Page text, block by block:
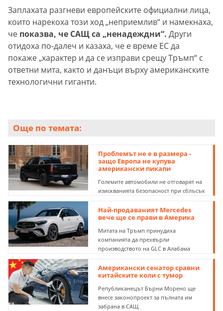
Заплахата разгневи европейските официални лица,
които нарекоха този ход „неприемлив“ и намекнаха,
че показва, че САЩ са „ненадеждни“. Други
отидоха по-далеч и казаха, че е време ЕС да
покаже „характер и да се изправи срещу Тръмп“ с
ответни мита, както и данъци върху американските
технологични гиганти.
Още по темата:
Проблемът не е в размера -
защо Европа не купува
американски пикапи
Големите автомобили не отговарят на
изискванията безопасност при сблъсък
Най-продаваният Mercedes
вече ще се прави в Америка
Митата на Тръмп принудиха
компанията да прехвърли
производството на GLC в Алабама
Американски сенатор сравни
китайските коли с тумор
Републиканецът Бърни Морено ще
внесе законопроект за пълната им
забрана в САЩ